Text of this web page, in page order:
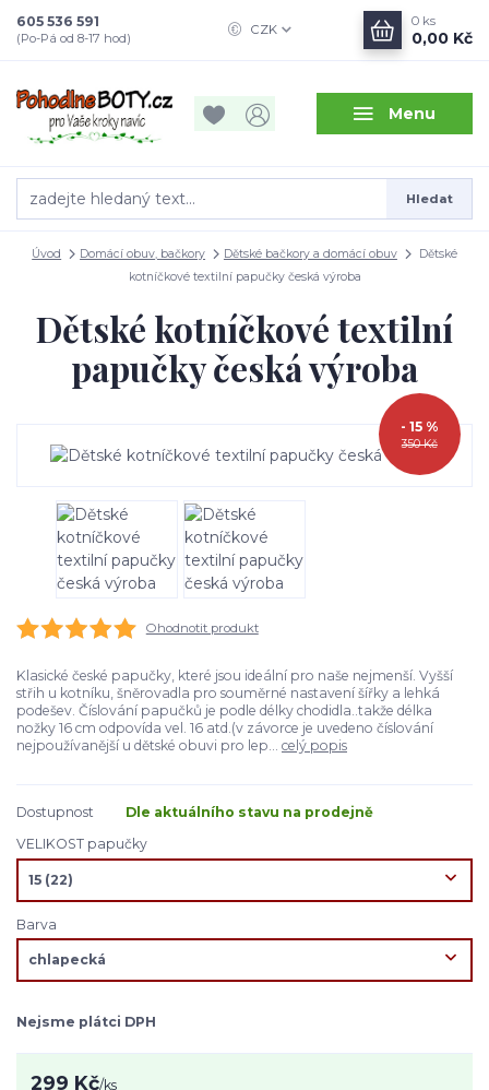
Menu
CZK
Hledat
605 536 591
(Po-Pá od 8-17 hod)
0 ks
0,00 Kč
Úvod Domácí obuv, bačkory Dětské bačkory a domácí obuv
Dětské
kotníčkové textilní papučky česká výroba
Dětské kotníčkové textilní
papučky česká výroba
350 Kč
- 15 %
Ohodnotit produkt
Klasické české papučky, které jsou ideální pro naše nejmenší. Vyšší
střih u kotníku, šněrovadla pro souměrné nastavení šířky a lehká
podešev. Číslování papučků je podle délky chodidla..takže délka
nožky 16 cm odpovída vel. 16 atd.(v závorce je uvedeno číslování
nejpoužívanější u dětské obuvi pro lep... celý popis
Dostupnost
Dle aktuálního stavu na prodejně
VELIKOST papučky
Barva
Nejsme plátci DPH
299 Kč/ks